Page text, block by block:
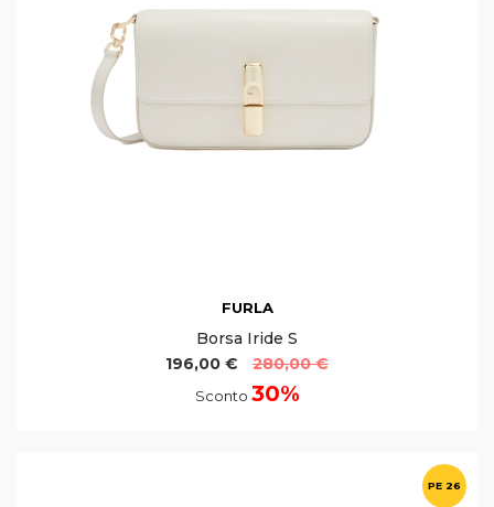
FURLA
Borsa Iride S
196,00 €
280,00 €
Sconto 30%
PE 26